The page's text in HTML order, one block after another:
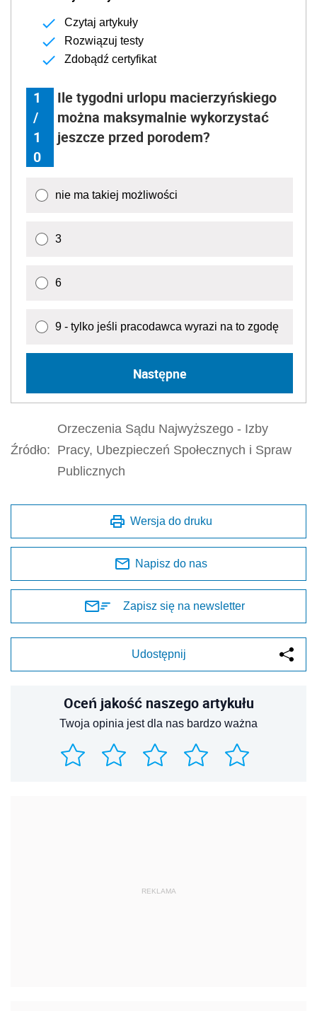
Czytaj artykuły
Rozwiązuj testy
Zdobądź certyfikat
1
/
1
0
Ile tygodni urlopu macierzyńskiego
można maksymalnie wykorzystać
jeszcze przed porodem?
nie ma takiej możliwości
3
6
9 - tylko jeśli pracodawca wyrazi na to zgodę
Następne
Źródło:
Orzeczenia Sądu Najwyższego - Izby
Pracy, Ubezpieczeń Społecznych i Spraw
Publicznych
Wersja do druku
Napisz do nas
Zapisz się na newsletter
Udostępnij
Oceń jakość naszego artykułu
Twoja opinia jest dla nas bardzo ważna
REKLAMA